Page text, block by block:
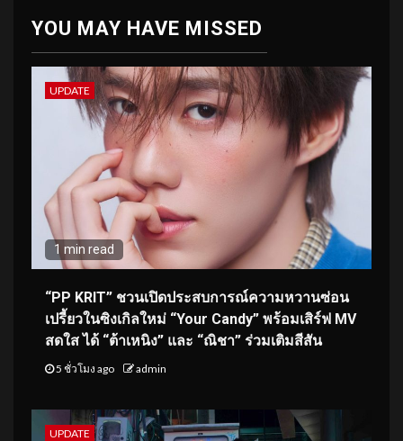
YOU MAY HAVE MISSED
UPDATE
1 min read
“PP KRIT” ชวนเปิดประสบการณ์ความหวานซ่อน
เปรี้ยวในซิงเกิลใหม่ “Your Candy” พร้อมเสิร์ฟ MV
สดใส ได้ “ต้าเหนิง” และ “ณิชา” ร่วมเติมสีสัน
5 ชั่วโมง ago admin
UPDATE